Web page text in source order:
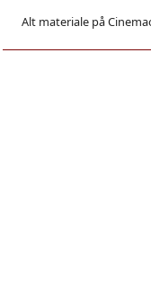
Alt materiale på